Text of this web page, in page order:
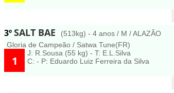
3ºSALT BAE
(513kg) - 4 anos / M / ALAZÃO
Gloria de Campeão / Satwa Tune(FR)
1
J: R.Sousa (55 kg) - T: E.L.Silva
C: - P: Eduardo Luiz Ferreira da Silva